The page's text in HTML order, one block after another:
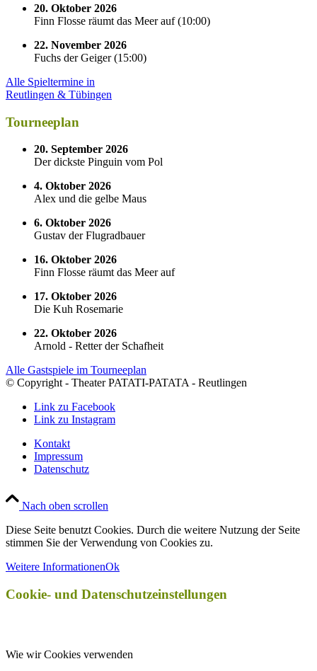
20. Oktober 2026
Finn Flosse räumt das Meer auf(10:00)
22. November 2026
Fuchs der Geiger(15:00)
Alle Spieltermine in
Reutlingen & Tübingen
Tourneeplan
20. September 2026
Der dickste Pinguin vom Pol
4. Oktober 2026
Alex und die gelbe Maus
6. Oktober 2026
Gustav der Flugradbauer
16. Oktober 2026
Finn Flosse räumt das Meer auf
17. Oktober 2026
Die Kuh Rosemarie
22. Oktober 2026
Arnold - Retter der Schafheit
Alle Gastspiele im Tourneeplan
© Copyright - Theater PATATI-PATATA - Reutlingen
Link zu Facebook
Link zu Instagram
Kontakt
Impressum
Datenschutz
Nach oben scrollen
Diese Seite benutzt Cookies. Durch die weitere Nutzung der Seite
stimmen Sie der Verwendung von Cookies zu.
Weitere InformationenOk
Cookie- und Datenschutzeinstellungen
Wie wir Cookies verwenden